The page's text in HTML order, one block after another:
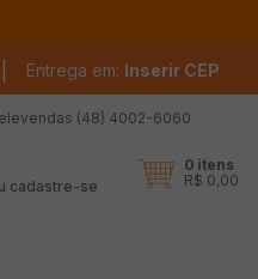
Entrega em: Inserir CEP
(48) 4002-6060
cadastre-se
0 itens
R$ 0,00